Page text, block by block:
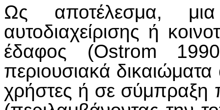
Ως αποτέλεσμα,
αυτοδιαχείρισης ή
έδαφος (Ostrom
περιουσιακά δικαιώματα
χρήστες ή σε σύμπραξη